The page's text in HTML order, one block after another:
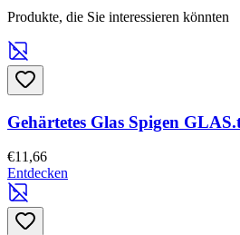
Produkte, die Sie interessieren könnten
Gehärtetes Glas Spigen
€11,66
Entdecken